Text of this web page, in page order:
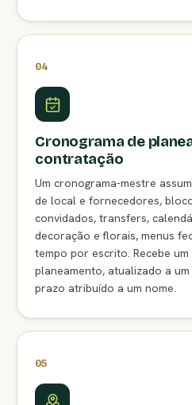
04
Cronograma de
contratação
Um cronograma-mestre
de local e fornecedores,
convidados, transfers,
decoração e florais, menus
tempo por escrito. Recebe
planeamento, atualizado a
prazo atribuído a um nome.
05